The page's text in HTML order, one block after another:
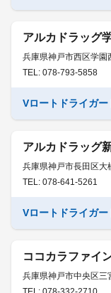
アルカドラッグ
兵庫県神戸市西区学園
TEL: 078-793-5858
Vロートドライガー
アルカドラッグ
兵庫県神戸市長田区大
TEL: 078-641-5261
Vロートドライガー
ココカラファイ
兵庫県神戸市中央区